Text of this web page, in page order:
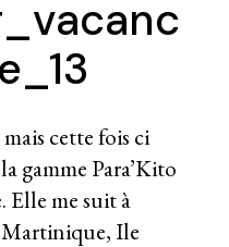
cette fois ci
gamme Para’Kito
Elle me suit à
Martinique,Ile